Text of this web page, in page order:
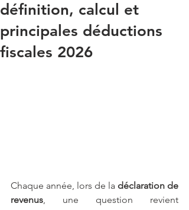
définition, calcul et
principales déductions
fiscales 2026
Chaque année, lors de la déclaration de
revenus, une question revient